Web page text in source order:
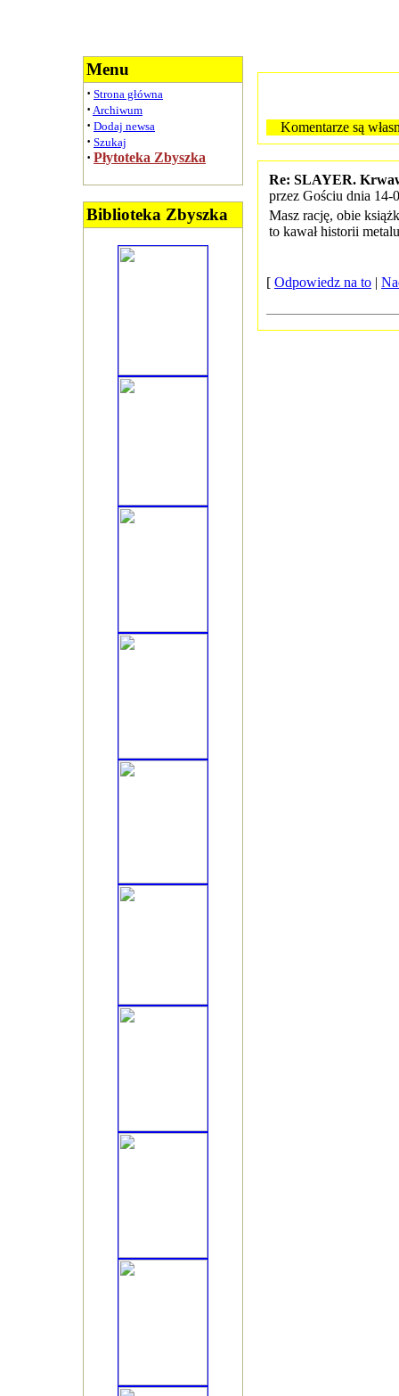
Menu
· Strona główna
· Archiwum
· Dodaj newsa
· Szukaj
· Płytoteka Zbyszka
Biblioteka Zbyszka
Komentarze są
Re: SLAYER.
przez Gościu dnia 14-
Masz rację, obie
to kawał historii
[ Odpowiedz na to |